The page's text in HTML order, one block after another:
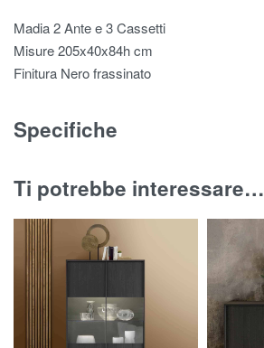
Madia 2 Ante e 3 Cassetti
Misure 205x40x84h cm
Finitura Nero frassinato
Specifiche
Ti potrebbe interessare…